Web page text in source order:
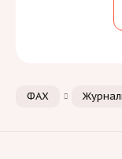
ФАХ